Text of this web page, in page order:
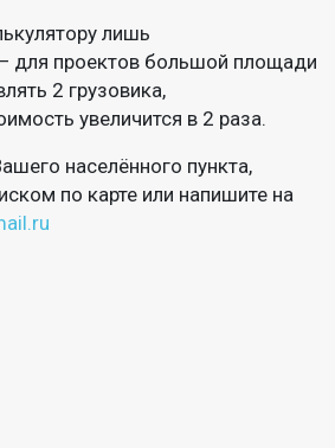
лишь
для проектов большой площади
2 грузовика,
увеличится в 2 раза.
населённого пункта,
по карте или напишите на